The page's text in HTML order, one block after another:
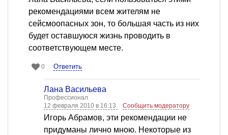
рекомендациями всем жителям не
сейсмоопасных зон, то большая часть из них
будет оставшуюся жизнь проводить в
соответствующем месте.
0 Ответить
Лана Васильева
Профессионал
12 февраля 2010 в 16:13
Сообщить модератору
Игорь Абрамов, эти рекомендации не
придуманы лично мною. Некоторые из